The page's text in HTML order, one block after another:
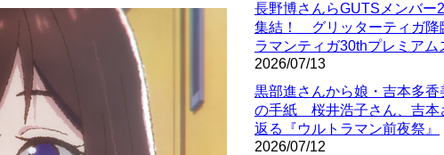
長野博さんらGUTSメンバー
集結！ グリッターティガ降
ラマンティガ30thプレミアム
2026/07/13
黒部進さんから娘・吉本多香
の手紙 桜井浩子さん、吉本
返る『ウルトラマン前夜祭』
2026/07/12